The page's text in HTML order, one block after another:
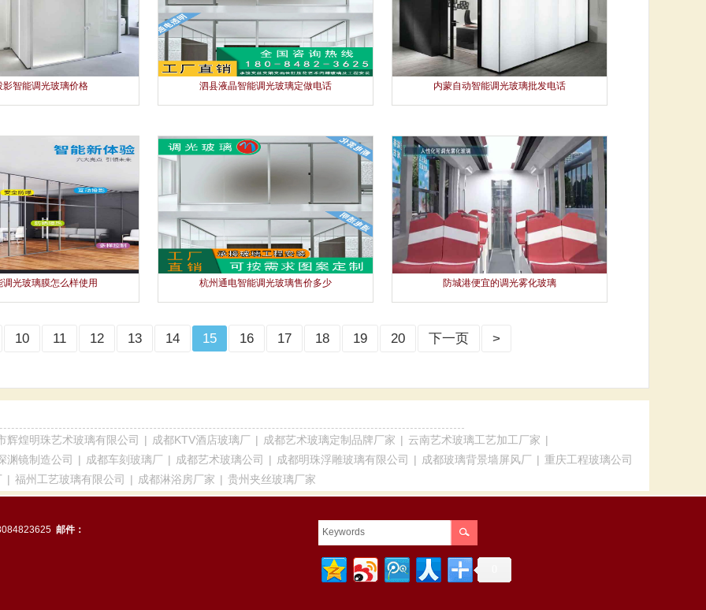
影智能调光玻璃价格 泗县液晶智能调光玻璃定做电话 内蒙自动智能调光玻璃批发电话
调光玻璃膜怎么样使用 杭州通电智能调光玻璃售价多少 防城港便宜的调光雾化玻璃
10 11 12 13 14 15 16 17 18 19 20 下一页 >
辉煌明珠艺术玻璃有限公司 | 成都KTV酒店玻璃厂 | 成都艺术玻璃定制品牌厂家 | 云南艺术玻璃工艺加工厂家 |
渊镜制造公司
| 成都车刻玻璃厂 | 成都艺术玻璃公司 | 成都明珠浮雕玻璃有限公司 | 成都玻璃背景墙屏风厂 | 重庆工程玻璃公司
| 福州工艺玻璃有限公司 | 成都淋浴房厂家 | 贵州夹丝玻璃厂家
邮件：